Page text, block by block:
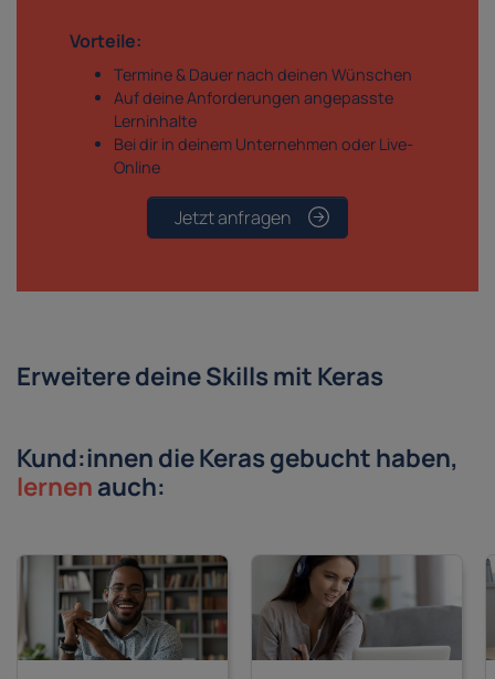
Vorteile:
Termine & Dauer nach deinen Wünschen
Auf deine Anforderungen angepasste
Lerninhalte
Bei dir in deinem Unternehmen oder Live-
Online
Jetzt anfragen
Erweitere deine Skills mit Keras
Kund:innen die Keras gebucht haben,
lernenauch: